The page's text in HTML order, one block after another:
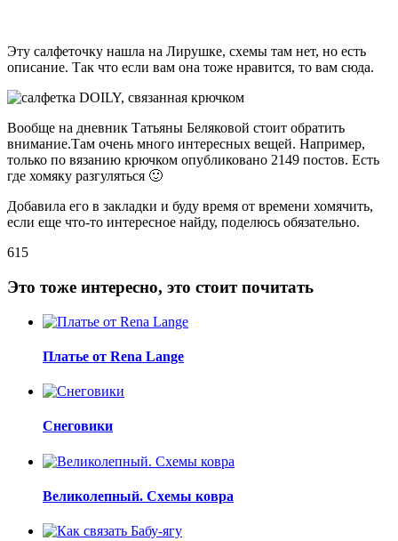
Эту салфеточку нашла на Лирушке, схемы там нет, но есть
описание. Так что если вам она тоже нравится, то вам сюда.
Вообще на дневник Татьяны Беляковой стоит обратить
внимание.Там очень много интересных вещей. Например,
только по вязанию крючком опубликовано 2149 постов. Есть
где хомяку разгуляться 🙂
Добавила его в закладки и буду время от времени хомячить,
если еще что-то интересное найду, поделюсь обязательно.
615
Это тоже интересно, это стоит почитать
Платье от Rena Lange
Снеговики
Великолепный. Схемы ковра